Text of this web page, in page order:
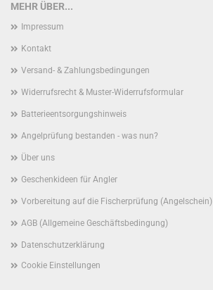
MEHR ÜBER...
Impressum
Kontakt
Versand- & Zahlungsbedingungen
Widerrufsrecht & Muster-Widerrufsformular
Batterieentsorgungshinweis
Angelprüfung bestanden - was nun?
Über uns
Geschenkideen für Angler
Vorbereitung auf die Fischerprüfung (Angelschein)
AGB (Allgemeine Geschäftsbedingung)
Datenschutzerklärung
Cookie Einstellungen